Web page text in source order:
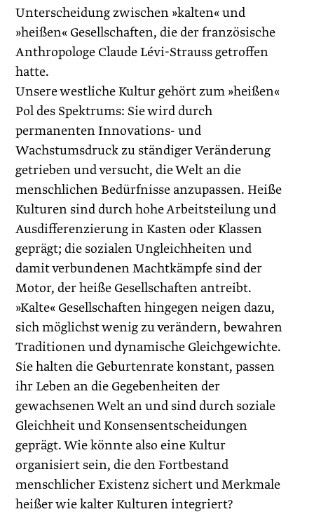
Unterscheidung zwischen »kalten« und
»heißen« Gesellschaften, die der französische
Anthropologe Claude Lévi-Strauss getroffen
hatte.
Unsere westliche Kultur gehört zum »heißen«
Pol des Spektrums: Sie wird durch
permanenten Innovations- und
Wachstumsdruck zu ständiger Veränderung
getrieben und versucht, die Welt an die
menschlichen Bedürfnisse anzupassen. Heiße
Kulturen sind durch hohe Arbeitsteilung und
Ausdifferenzierung in Kasten oder Klassen
geprägt; die sozialen Ungleichheiten und
damit verbundenen Machtkämpfe sind der
Motor, der heiße Gesellschaften antreibt.
»Kalte« Gesellschaften hingegen neigen dazu,
sich möglichst wenig zu verändern, bewahren
Traditionen und dynamische Gleichgewichte.
Sie halten die Geburtenrate kon­stant, passen
ihr Leben an die Gegebenheiten der
gewachsenen Welt an und sind durch soziale
Gleichheit und Konsensentscheidungen
geprägt. Wie könnte also eine Kultur
organisiert sein, die den Fortbestand
menschlicher Existenz sichert und Merkmale
heißer wie kalter Kulturen integriert?